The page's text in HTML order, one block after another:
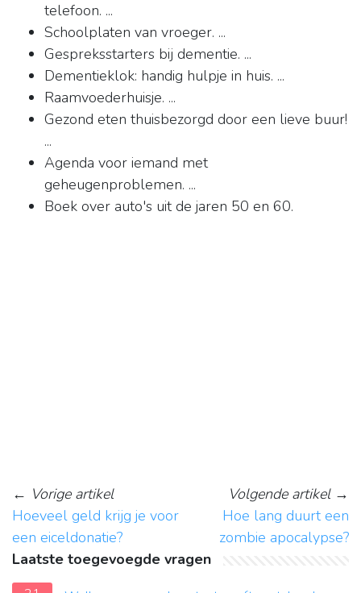
telefoon. ...
Schoolplaten van vroeger. ...
Gespreksstarters bij dementie. ...
Dementieklok: handig hulpje in huis. ...
Raamvoederhuisje. ...
Gezond eten thuisbezorgd door een lieve buur!
...
Agenda voor iemand met
geheugenproblemen. ...
Boek over auto's uit de jaren 50 en 60.
← Vorige artikel
Hoeveel geld krijg je voor
een eiceldonatie?
Volgende artikel→
Hoe lang duurt een
zombie apocalypse?
Laatste toegevoegde vragen